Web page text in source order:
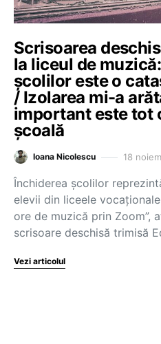
Scrisoarea
la liceul de
școlilor este o
/ Izolarea mi-a
important este tot
școală
Ioana Nicolescu 18
Închiderea școlilor
elevii din liceele
ore de muzică prin Zoom”,
scrisoare deschisă trimisă
Vezi articolul